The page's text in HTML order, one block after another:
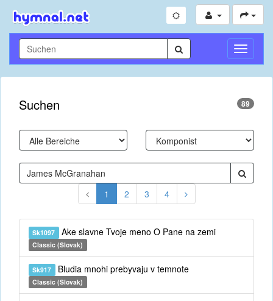
Suchen 89
1 2 3 4
Sk1097 Ake slavne Tvoje meno O Pane na zemi
Classic (Slovak)
Sk917 Bludia mnohi prebyvaju v temnote
Classic (Slovak)